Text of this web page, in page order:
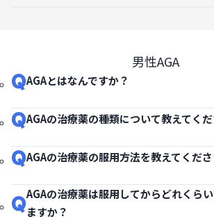
男性AGA
QAGAとはなんですか？
QAGAの治療薬の種類について教えてくだ
QAGAの治療薬の服用方法を教えてくださ
QAGAの治療薬は服用してからどれくら
ますか？